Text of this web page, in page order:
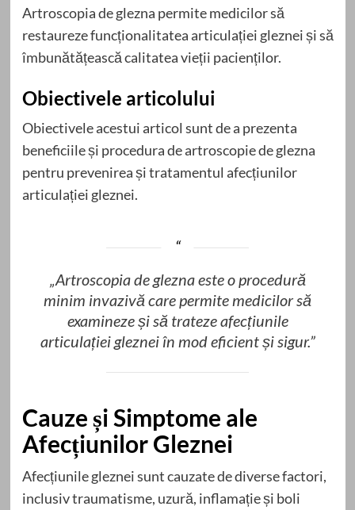
Artroscopia de glezna permite medicilor să
restaureze funcționalitatea articulației gleznei și să
îmbunătățească calitatea vieții pacienților.
Obiectivele articolului
Obiectivele acestui articol sunt de a prezenta
beneficiile și procedura de artroscopie de glezna
pentru prevenirea și tratamentul afecțiunilor
articulației gleznei.
„Artroscopia de glezna este o procedură
minim invazivă care permite medicilor să
examineze și să trateze afecțiunile
articulației gleznei în mod eficient și sigur.”
Cauze și Simptome ale
Afecțiunilor Gleznei
Afecțiunile gleznei sunt cauzate de diverse factori,
inclusiv traumatisme, uzură, inflamație și boli